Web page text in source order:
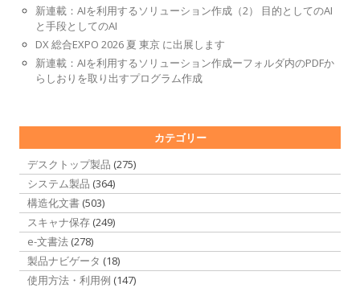
新連載：AIを利用するソリューション作成（2） 目的としてのAI
と手段としてのAI
DX 総合EXPO 2026 夏 東京 に出展します
新連載：AIを利用するソリューション作成ーフォルダ内のPDFか
らしおりを取り出すプログラム作成
カテゴリー
デスクトップ製品 (275)
システム製品 (364)
構造化文書 (503)
スキャナ保存 (249)
e-文書法 (278)
製品ナビゲータ (18)
使用方法・利用例 (147)